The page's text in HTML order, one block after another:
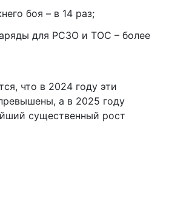
боя – в 14 раз;
для РСЗО и ТОС – более
что в 2024 году эти
а в 2025 году
существенный рост